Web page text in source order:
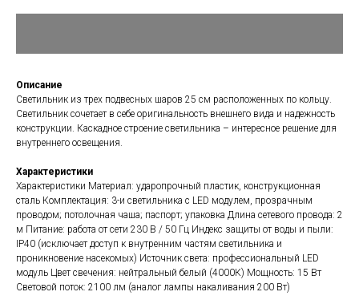
Описание
Светильник из трех подвесных шаров 25 см расположенных по кольцу.
Светильник сочетает в себе оригинальность внешнего вида и надежность
конструкции. Каскадное строение светильника – интересное решение для
внутреннего освещения.
Характеристики
Характеристики Материал: ударопрочный пластик, конструкционная
сталь Комплектация: 3-и светильника с LED модулем, прозрачным
проводом; потолочная чаша; паспорт; упаковка Длина сетевого провода: 2
м Питание: работа от сети 230 В / 50 Гц Индекс защиты от воды и пыли:
IP40 (исключает доступ к внутренним частям светильника и
проникновение насекомых) Источник света: профессиональный LED
модуль Цвет свечения: нейтральный белый (4000К) Мощность: 15 Вт
Световой поток: 2100 лм (аналог лампы накаливания 200 Вт)
Все светильники
Сферы применения
+7 910 615 3000
Телефон / Telegram / Max